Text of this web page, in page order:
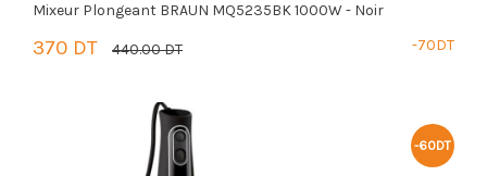
Mixeur Plongeant BRAUN MQ5235BK 1000W - Noir
370 DT 440.00 DT -70DT
PANIER
-60DT